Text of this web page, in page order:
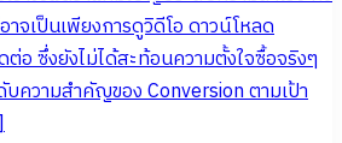
จเป็นเพียงการดูวิดีโอ ดาวน์โหลด
ต่อ ซึ่งยังไม่ได้สะท้อนความตั้งใจซื้อจริงๆ
บความสำคัญของ Conversion ตามเป้า